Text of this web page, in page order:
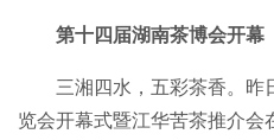
第十四届湖南茶博会开幕
三湘四水，五彩茶香。昨
览会开幕式暨江华苦茶推介